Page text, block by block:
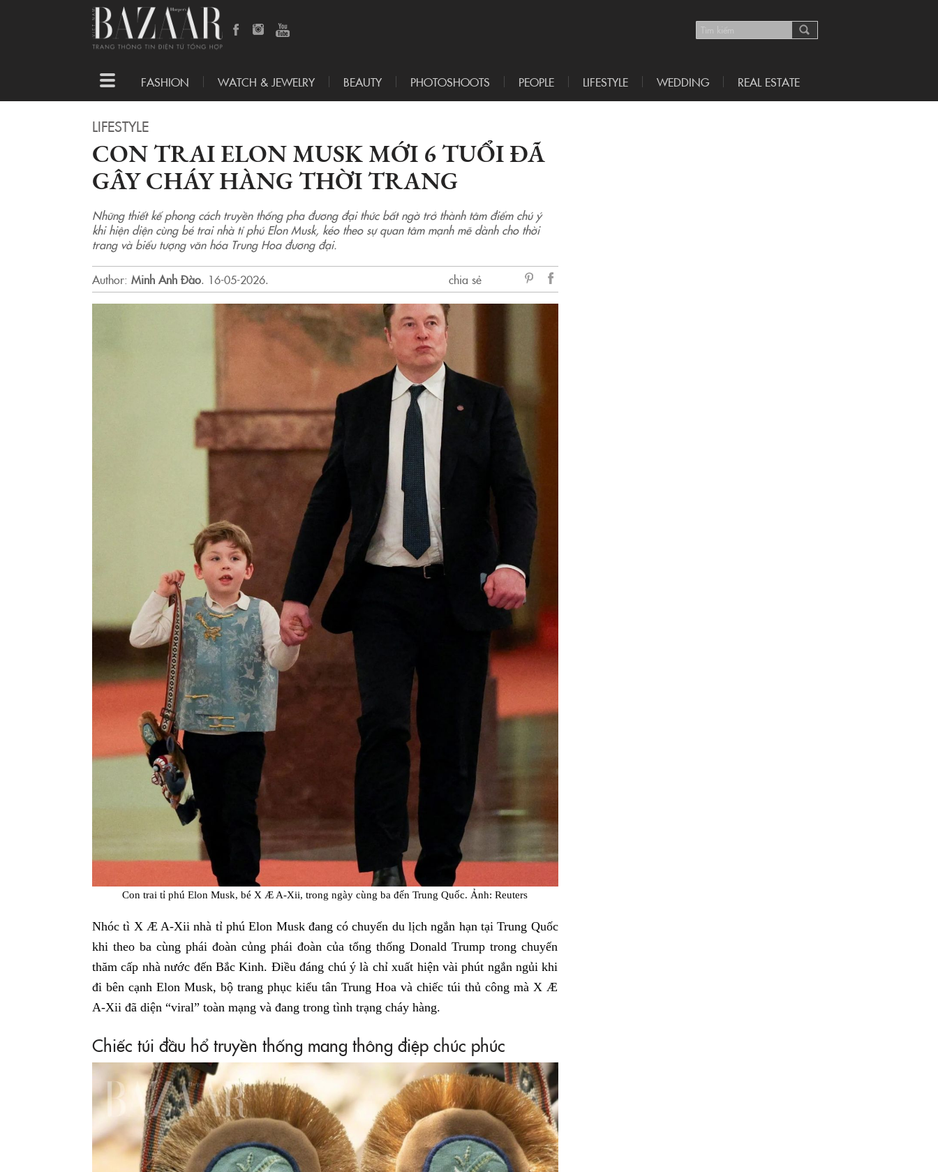
Toggle
navigation
FASHION WATCH & JEWELRY BEAUTY PHOTOSHOOTS PEOPLE LIFESTYLE WEDDING REAL ESTATE
LIFESTYLE
CON TRAI ELON MUSK MỚI 6 TUỔI ĐÃ
GÂY CHÁY HÀNG THỜI TRANG
Những thiết kế phong cách truyền thống pha đương đại thức bất ngờ trở thành tâm điểm chú ý
khi hiện diện cùng bé trai nhà tỉ phú Elon Musk, kéo theo sự quan tâm mạnh mẽ dành cho thời
trang và biểu tượng văn hóa Trung Hoa đương đại.
Author: Minh Anh Đào. 16-05-2026.
chia sẻ
Con trai tỉ phú Elon Musk, bé X Æ A-Xii, trong ngày cùng ba đến Trung Quốc. Ảnh: Reuters
Nhóc tì X Æ A-Xii nhà tỉ phú Elon Musk đang có chuyến du lịch ngắn hạn tại Trung Quốc
khi theo ba cùng phái đoàn củng phái đoàn của tổng thống Donald Trump trong chuyến
thăm cấp nhà nước đến Bắc Kinh. Điều đáng chú ý là chỉ xuất hiện vài phút ngắn ngủi khi
đi bên cạnh Elon Musk, bộ trang phục kiểu tân Trung Hoa và chiếc túi thủ công mà X Æ
A-Xii đã diện “viral” toàn mạng và đang trong tình trạng cháy hàng.
Chiếc túi đầu hổ truyền thống mang thông điệp chúc phúc